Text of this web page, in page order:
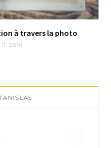
à travers la photo
2018